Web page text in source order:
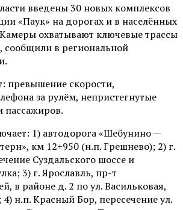
введены 30 новых комплексов
«Паук» на дорогах и в населённых
охватывают ключевые трассы
сообщили в региональной
превышение скорости,
за рулём, непристегнутые
пассажиров.
1) автодорога «Шебунино —
км 12+950 (н.п. Грешнево); 2) г.
Суздальского шоссе и
3) г. Ярославль, пр-т
в районе д. 2 по ул. Васильковая,
н.п. Красный Бор, пересечение ул.